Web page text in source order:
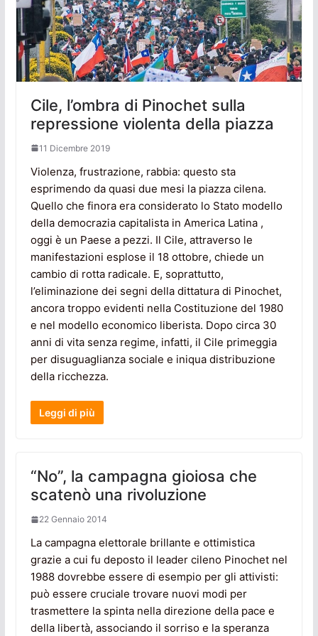
Cile, l’ombra di Pinochet sulla
repressione violenta della piazza
11 Dicembre 2019
Violenza, frustrazione, rabbia: questo sta
esprimendo da quasi due mesi la piazza cilena.
Quello che finora era considerato lo Stato modello
della democrazia capitalista in America Latina ,
oggi è un Paese a pezzi. Il Cile, attraverso le
manifestazioni esplose il 18 ottobre, chiede un
cambio di rotta radicale. E, soprattutto,
l’eliminazione dei segni della dittatura di Pinochet,
ancora troppo evidenti nella Costituzione del 1980
e nel modello economico liberista. Dopo circa 30
anni di vita senza regime, infatti, il Cile primeggia
per disuguaglianza sociale e iniqua distribuzione
della ricchezza.
Leggi di più
“No”, la campagna gioiosa che
scatenò una rivoluzione
22 Gennaio 2014
La campagna elettorale brillante e ottimistica
grazie a cui fu deposto il leader cileno Pinochet nel
1988 dovrebbe essere di esempio per gli attivisti:
può essere cruciale trovare nuovi modi per
trasmettere la spinta nella direzione della pace e
della libertà, associando il sorriso e la speranza